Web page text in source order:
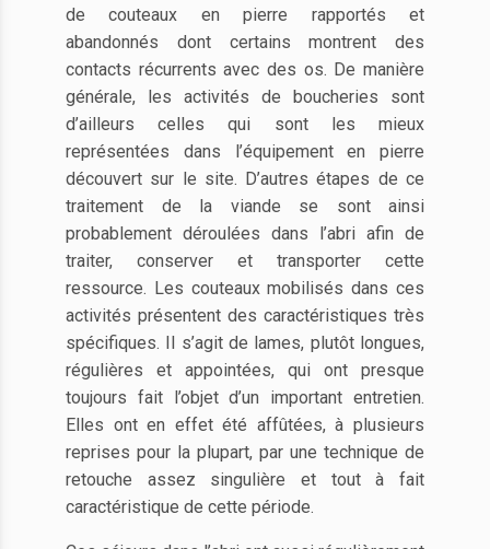
de couteaux en pierre rapportés et
abandonnés dont certains montrent des
contacts récurrents avec des os. De manière
générale, les activités de boucheries sont
d’ailleurs celles qui sont les mieux
représentées dans l’équipement en pierre
découvert sur le site. D’autres étapes de ce
traitement de la viande se sont ainsi
probablement déroulées dans l’abri afin de
traiter, conserver et transporter cette
ressource. Les couteaux mobilisés dans ces
activités présentent des caractéristiques très
spécifiques. Il s’agit de lames, plutôt longues,
régulières et appointées, qui ont presque
toujours fait l’objet d’un important entretien.
Elles ont en effet été affûtées, à plusieurs
reprises pour la plupart, par une technique de
retouche assez singulière et tout à fait
caractéristique de cette période.